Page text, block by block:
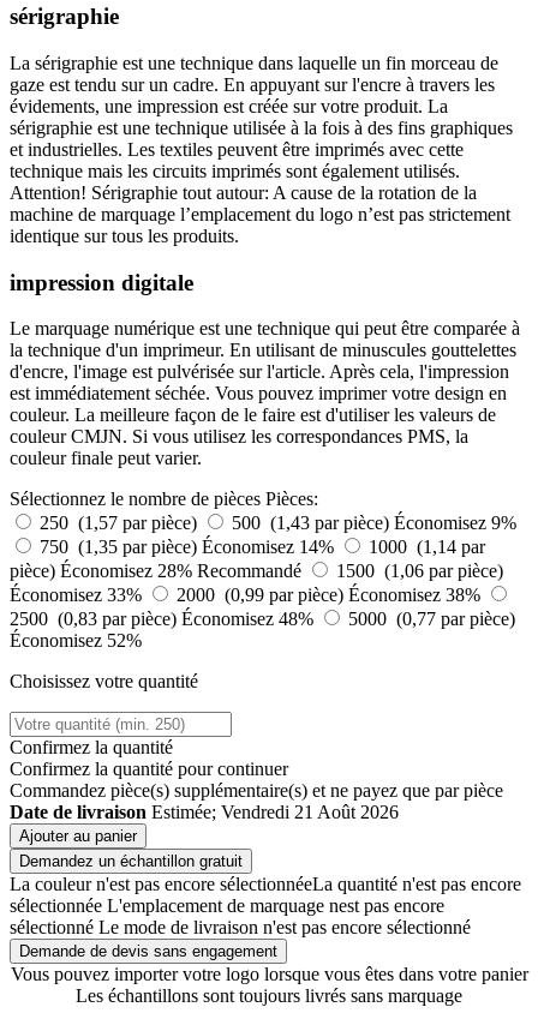
sérigraphie
La sérigraphie est une technique dans laquelle un fin morceau de
gaze est tendu sur un cadre. En appuyant sur l'encre à travers les
évidements, une impression est créée sur votre produit. La
sérigraphie est une technique utilisée à la fois à des fins graphiques
et industrielles. Les textiles peuvent être imprimés avec cette
technique mais les circuits imprimés sont également utilisés.
Attention! Sérigraphie tout autour: A cause de la rotation de la
machine de marquage l’emplacement du logo n’est pas strictement
identique sur tous les produits.
impression digitale
Le marquage numérique est une technique qui peut être comparée à
la technique d'un imprimeur. En utilisant de minuscules gouttelettes
d'encre, l'image est pulvérisée sur l'article. Après cela, l'impression
est immédiatement séchée. Vous pouvez imprimer votre design en
couleur. La meilleure façon de le faire est d'utiliser les valeurs de
couleur CMJN. Si vous utilisez les correspondances PMS, la
couleur finale peut varier.
Sélectionnez le nombre de pièces Pièces:
250 (1,57 par pièce)
500 (1,43 par pièce) Économisez 9%
750 (1,35 par pièce) Économisez 14%
1000 (1,14 par
pièce) Économisez 28% Recommandé
1500 (1,06 par pièce)
Économisez 33%
2000 (0,99 par pièce) Économisez 38%
2500 (0,83 par pièce) Économisez 48%
5000 (0,77 par pièce)
Économisez 52%
Choisissez votre quantité
Confirmez la quantité
Confirmez la quantité pour continuer
Commandez pièce(s) supplémentaire(s) et ne payez que par pièce
Date de livraison Estimée; Vendredi 21 Août 2026
Ajouter au panier
Demandez un échantillon gratuit
La couleur n'est pas encore sélectionnéeLa quantité n'est pas encore
sélectionnée L'emplacement de marquage nest pas encore
sélectionné Le mode de livraison n'est pas encore sélectionné
Demande de devis sans engagement
Vous pouvez importer votre logo lorsque vous êtes dans votre panier
Les échantillons sont toujours livrés sans marquage